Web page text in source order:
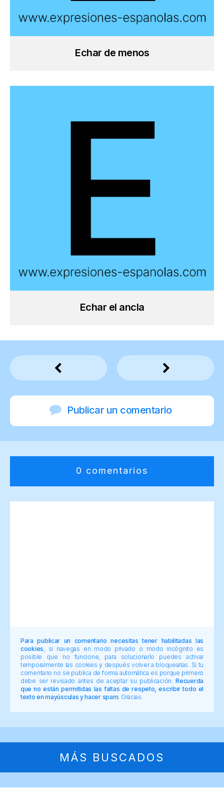
Echar de menos
Echar el ancla
Publicar un comentario
0 comentarios
Para publicar un comentario necesitas tener habilitadas las
cookies , si navegas en modo privado o modo incógnito es
posible que no funcione, para solucionarlo puedes activar
temporalmente las cookies y después volver a bloquearlas. Si tu
comentario no se publica de forma automática es porque primero
debe ser revisado antes de aceptar su publicación.Recuerda
que no están permitidas las faltas de respeto, escribir todo el
texto en mayúsculas y hacer spam. Gracias.
MÁS BUSCADOS